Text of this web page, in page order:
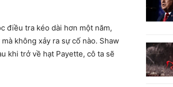
điều tra kéo dài hơn một năm,
không xảy ra sự cố nào. Shaw
khi trở về hạt Payette, cô ta sẽ